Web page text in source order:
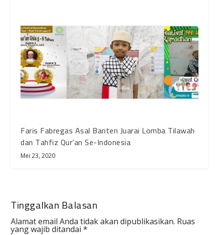
Faris Fabregas Asal Banten Juarai Lomba Tilawah
dan Tahfiz Qur’an Se-Indonesia
Mei 23, 2020
Tinggalkan Balasan
Alamat email Anda tidak akan dipublikasikan. Ruas
yang wajib ditandai*